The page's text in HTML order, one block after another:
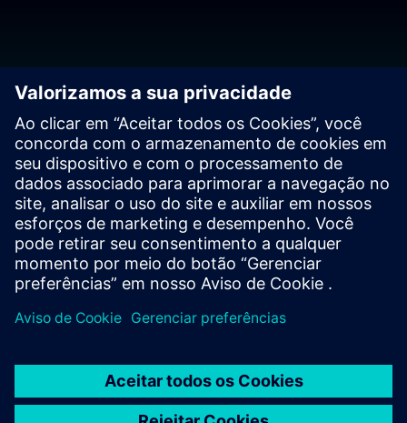
Entre em contato com
nossos especialistas
Contact us